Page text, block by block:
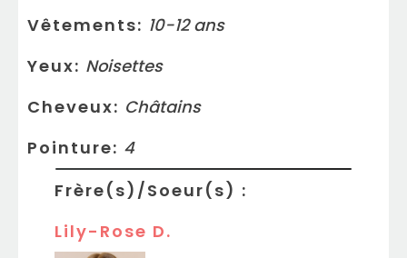
Vêtements: 10-12ans
Yeux: Noisettes
Cheveux: Châtains
Pointure: 4
Frère(s)/Soeur(s) :
Lily-Rose D.